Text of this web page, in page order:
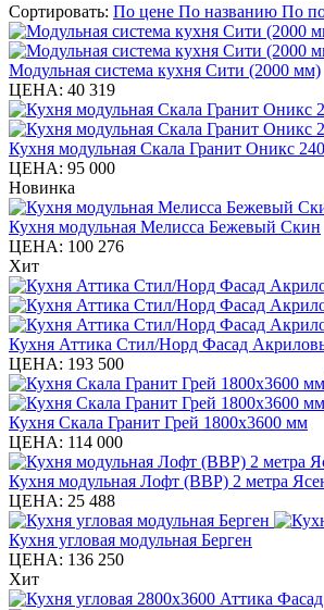
Сортировать: По цене По названию По
Модульная система кухня Сити (2000 мм)
ЦЕНА: 40 319
Кухня модульная Скала Гранит Оникс
ЦЕНА: 95 000
Новинка
Кухня модульная Мелисса Бежевый Скин
ЦЕНА: 100 276
Хит
Кухня Аттика Стил/Норд Фасад
ЦЕНА: 193 500
Кухня Скала Гранит Грей 1800х3600 мм
ЦЕНА: 114 000
Кухня модульная Лофт (ВВР) 2 метра
ЦЕНА: 25 488
Кухня угловая модульная Берген
ЦЕНА: 136 250
Хит